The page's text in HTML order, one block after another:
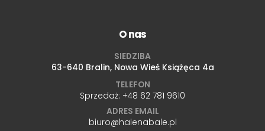
O nas
SIEDZIBA
63-640 Bralin, Nowa Wieś Książęca 4a
TELEFON
Sprzedaż: +48 62 781 9610
ADRES EMAIL
biuro@halenabale.pl